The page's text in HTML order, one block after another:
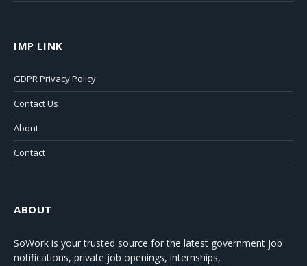
IMP LINK
GDPR Privacy Policy
Contact Us
About
Contact
ABOUT
SoWork is your trusted source for the latest government job
notifications, private job openings, internships,